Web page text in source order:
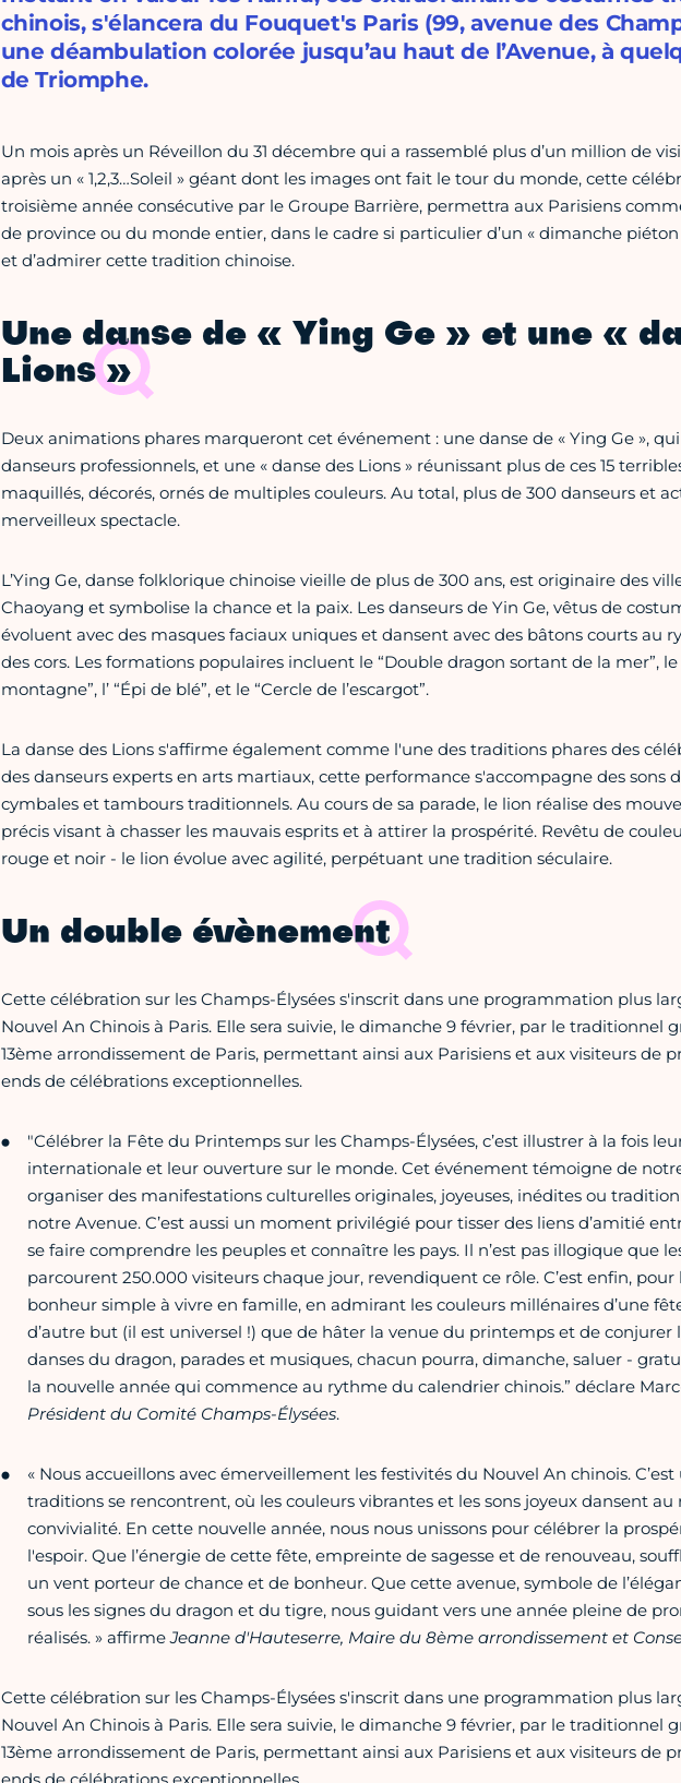
chinois, s'élancera du Fouquet's Paris (99, avenue des
une déambulation colorée jusqu’au haut de l’Avenue, à
de Triomphe.
Un mois après un Réveillon du 31 décembre qui a rassemblé plus d’un million de
après un « 1,2,3…Soleil » géant dont les images ont fait le tour du monde, cette
troisième année consécutive par le Groupe Barrière, permettra aux Parisiens
de province ou du monde entier, dans le cadre si particulier d’un « dimanche
et d’admirer cette tradition chinoise.
Une danse de « Ying Ge » et une «
Lions »
Deux animations phares marqueront cet événement : une danse de « Ying Ge »,
danseurs professionnels, et une « danse des Lions » réunissant plus de ces 15
maquillés, décorés, ornés de multiples couleurs. Au total, plus de 300 danseurs et
merveilleux spectacle.
L’Ying Ge, danse folklorique chinoise vieille de plus de 300 ans, est originaire des
Chaoyang et symbolise la chance et la paix. Les danseurs de Yin Ge, vêtus de
évoluent avec des masques faciaux uniques et dansent avec des bâtons courts au
des cors. Les formations populaires incluent le “Double dragon sortant de la mer”,
montagne”, l’ “Épi de blé”, et le “Cercle de l’escargot”.
La danse des Lions s'affirme également comme l'une des traditions phares des
des danseurs experts en arts martiaux, cette performance s'accompagne des sons
cymbales et tambours traditionnels. Au cours de sa parade, le lion réalise des
précis visant à chasser les mauvais esprits et à attirer la prospérité. Revêtu de
rouge et noir - le lion évolue avec agilité, perpétuant une tradition séculaire.
Un double évènement
Cette célébration sur les Champs-Élysées s'inscrit dans une programmation plus
Nouvel An Chinois à Paris. Elle sera suivie, le dimanche 9 février, par le traditionnel
13ème arrondissement de Paris, permettant ainsi aux Parisiens et aux visiteurs de
ends de célébrations exceptionnelles.
"Célébrer la Fête du Printemps sur les Champs-Élysées, c’est illustrer à la fois
internationale et leur ouverture sur le monde. Cet événement témoigne de
organiser des manifestations culturelles originales, joyeuses, inédites ou
notre Avenue. C’est aussi un moment privilégié pour tisser des liens d’amitié
se faire comprendre les peuples et connaître les pays. Il n’est pas illogique que
parcourent 250.000 visiteurs chaque jour, revendiquent ce rôle. C’est enfin,
bonheur simple à vivre en famille, en admirant les couleurs millénaires d’une
d’autre but (il est universel !) que de hâter la venue du printemps et de conjurer
danses du dragon, parades et musiques, chacun pourra, dimanche, saluer -
la nouvelle année qui commence au rythme du calendrier chinois.” déclare
Président du Comité Champs-Élysées.
« Nous accueillons avec émerveillement les festivités du Nouvel An chinois.
traditions se rencontrent, où les couleurs vibrantes et les sons joyeux dansent
convivialité. En cette nouvelle année, nous nous unissons pour célébrer la
l'espoir. Que l’énergie de cette fête, empreinte de sagesse et de renouveau,
un vent porteur de chance et de bonheur. Que cette avenue, symbole de
sous les signes du dragon et du tigre, nous guidant vers une année pleine de
réalisés. » affirmeJeanne d'Hauteserre, Maire du 8ème arrondissement et
Cette célébration sur les Champs-Élysées s'inscrit dans une programmation plus
Nouvel An Chinois à Paris. Elle sera suivie, le dimanche 9 février, par le traditionnel
13ème arrondissement de Paris, permettant ainsi aux Parisiens et aux visiteurs de